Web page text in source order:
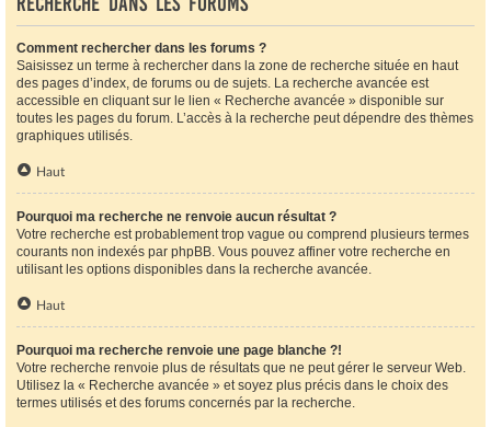
Comment rechercher dans les forums ?
Saisissez un terme à rechercher dans la zone de recherche située en haut
des pages d’index, de forums ou de sujets. La recherche avancée est
accessible en cliquant sur le lien « Recherche avancée » disponible sur
toutes les pages du forum. L’accès à la recherche peut dépendre des thèmes
graphiques utilisés.
Haut
Pourquoi ma recherche ne renvoie aucun résultat ?
Votre recherche est probablement trop vague ou comprend plusieurs termes
courants non indexés par phpBB. Vous pouvez affiner votre recherche en
utilisant les options disponibles dans la recherche avancée.
Haut
Pourquoi ma recherche renvoie une page blanche ?!
Votre recherche renvoie plus de résultats que ne peut gérer le serveur Web.
Utilisez la « Recherche avancée » et soyez plus précis dans le choix des
termes utilisés et des forums concernés par la recherche.